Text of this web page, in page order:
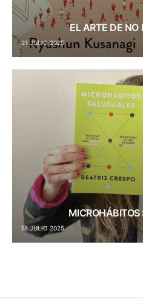
EL ARTE DE NO
21 JULIO 2025
18 JULIO 2025